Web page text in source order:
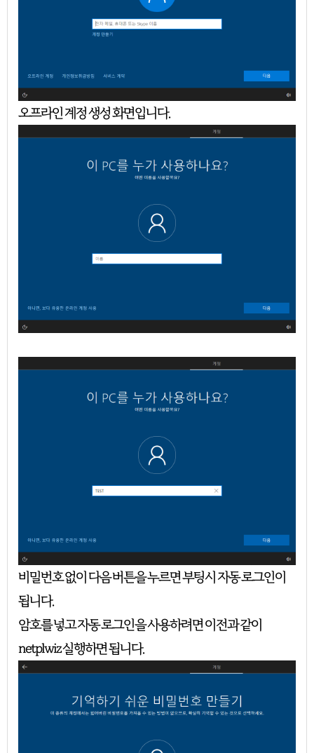
오프라인 계정 생성 화면입니다.
비밀번호 없이 다음 버튼을 누르면 부팅시 자동 로그인이
됩니다.
암호를 넣고 자동 로그인을 사용하려면 이전과 같이
netplwiz 실행하면 됩니다.